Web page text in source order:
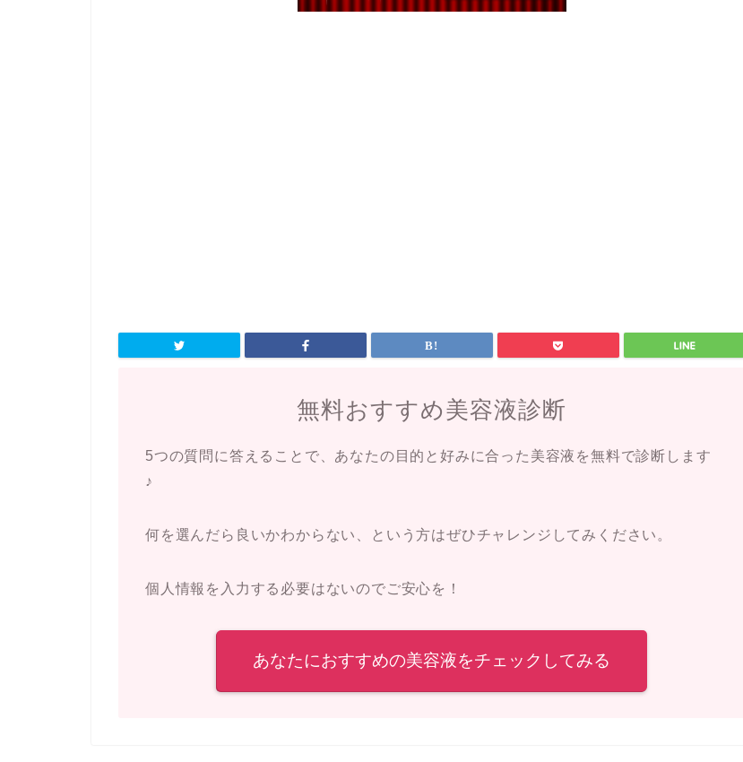
無料おすすめ美容液診断
5つの質問に答えることで、あなたの目的と好みに合った美容液を無料で診断します
♪
何を選んだら良いかわからない、という方はぜひチャレンジしてみください。
個人情報を入力する必要はないのでご安心を！
あなたにおすすめの美容液をチェックしてみる